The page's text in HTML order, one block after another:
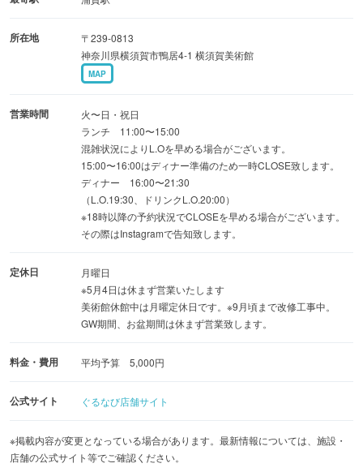
波音を感じるテラス席で、
五感を満たす特別なひとときを心ゆくまでご堪能くださ
所在地
〒239-0813
神奈川県横須賀市鴨居4-1 横須賀美術館
MAP
営業時間
火〜日・祝日
ランチ 11:00〜15:00
混雑状況によりL.Oを早める場合がございます。
15:00〜16:00はディナー準備のため一時CLOSE致します。
ディナー 16:00〜21:30
（L.O.19:30、ドリンクL.O.20:00）
※18時以降の予約状況でCLOSEを早める場合がございます。
その際はInstagramで告知致します。
定休日
月曜日
※5月4日は休まず営業いたします
美術館休館中は月曜定休日です。※9月頃まで改修工事中。
GW期間、お盆期間は休まず営業致します。
料金・費用 平均予算 5,000円
公式サイト ぐるなび店舗サイト
※掲載内容が変更となっている場合があります。最新情報については、施設・
店舗の公式サイト等でご確認ください。